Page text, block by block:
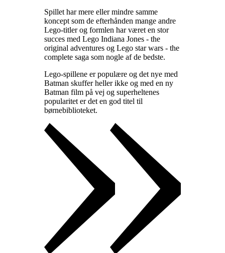
Spillet har mere eller mindre samme
koncept som de efterhånden mange andre
Lego-titler og formlen har været en stor
succes med Lego Indiana Jones - the
original adventures og Lego star wars - the
complete saga som nogle af de bedste.
Lego-spillene er populære og det nye med
Batman skuffer heller ikke og med en ny
Batman film på vej og superheltenes
popularitet er det en god titel til
børnebiblioteket.